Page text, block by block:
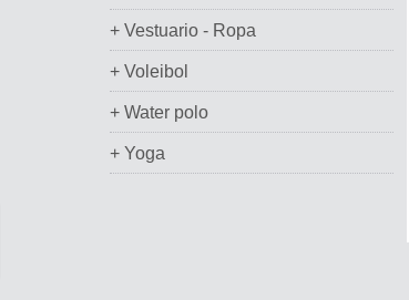
+ Vestuario - Ropa
+ Voleibol
+ Water polo
+ Yoga